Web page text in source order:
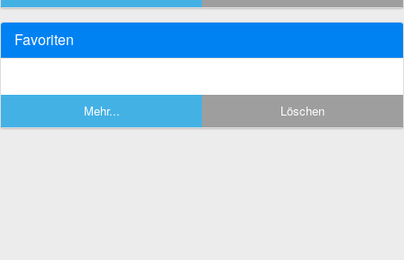
Favoriten
Mehr... Löschen